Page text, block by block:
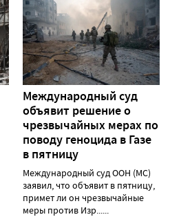
Международный суд
объявит решение о
чрезвычайных мерах по
поводу геноцида в Газе
в пятницу
Международный суд ООН (МС)
заявил, что объявит в пятницу,
примет ли он чрезвычайные
меры против Изр......